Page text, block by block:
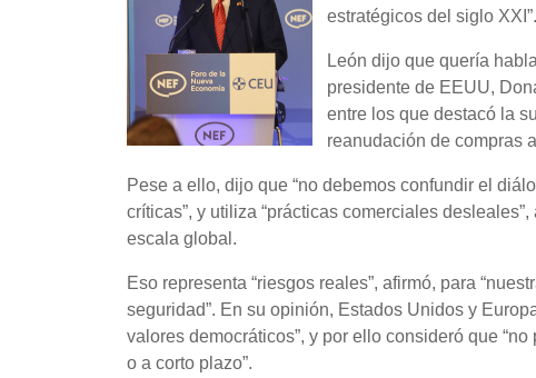
estratégicos del siglo XXI”.
León dijo que quería
presidente de EEUU,
entre los que destacó la
reanudación de compras
Pese a ello, dijo que “no debemos confundir el
críticas”, y utiliza “prácticas comerciales
escala global.
Eso representa “riesgos reales”, afirmó, para
seguridad”. En su opinión, Estados Unidos y
valores democráticos”, y por ello consideró que
o a corto plazo”.